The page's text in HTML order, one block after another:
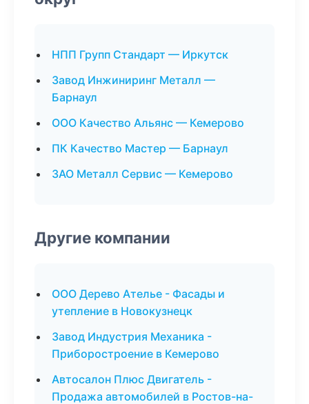
НПП Групп Стандарт — Иркутск
Завод Инжиниринг Металл —
Барнаул
ООО Качество Альянс — Кемерово
ПК Качество Мастер — Барнаул
ЗАО Металл Сервис — Кемерово
Другие компании
ООО Дерево Ателье - Фасады и
утепление в Новокузнецк
Завод Индустрия Механика -
Приборостроение в Кемерово
Автосалон Плюс Двигатель -
Продажа автомобилей в Ростов-на-